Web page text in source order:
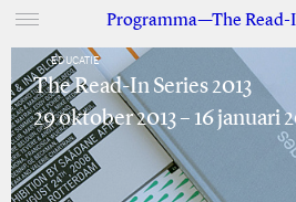
Programma—The Read-
EDUCATIE
The Read-In Series 2013
29 oktober 2013 – 16 januari